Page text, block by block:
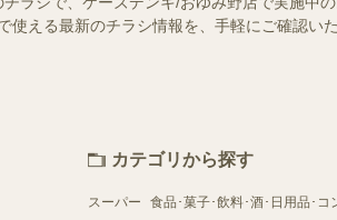
える最新のチラシ情報を、手軽にご確認い
カテゴリから探す
スーパー 食品･菓子･飲料･酒･日用品･コ